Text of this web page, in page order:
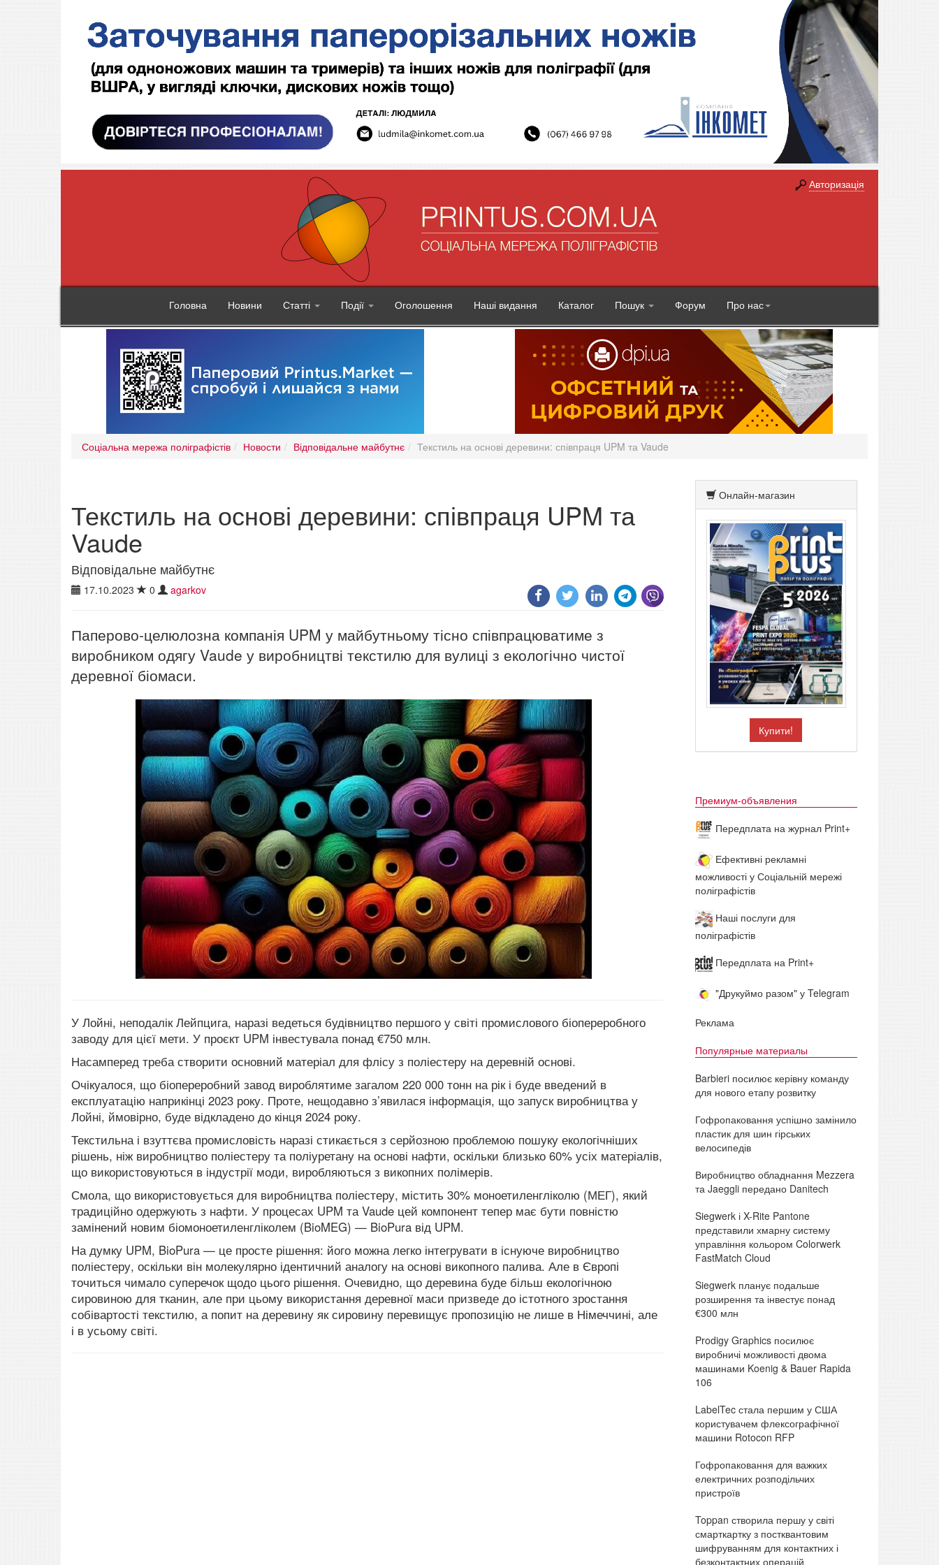
Авторизація
Головна Новини Статті Події Оголошення Наші видання Каталог Пошук Форум Про нас
Соціальна мережа поліграфістів Новости Відповідальне майбутнє Текстиль на основі деревини: співпраця UPM та Vaude
Текстиль на основі деревини: співпраця UPM та
Vaude
Відповідальне майбутнє
17.10.2023 0 agarkov
Паперово-целюлозна компанія UPM у майбутньому тісно співпрацюватиме з
виробником одягу Vaude у виробництві текстилю для вулиці з екологічно чистої
деревної біомаси.
У Лойні, неподалік Лейпцига, наразі ведеться будівництво першого у світі промислового біопереробного
заводу для цієї мети. У проєкт UPM інвестувала понад €750 млн.
Насамперед треба створити основний матеріал для флісу з поліестеру на деревній основі.
Очікуалося, що біопереробний завод вироблятиме загалом 220 000 тонн на рік і буде введений в
експлуатацію наприкінці 2023 року. Проте, нещодавно з’явилася інформація, що запуск виробництва у
Лойні, ймовірно, буде відкладено до кінця 2024 року.
Текстильна і взуттєва промисловість наразі стикається з серйозною проблемою пошуку екологічніших
рішень, ніж виробництво поліестеру та поліуретану на основі нафти, оскільки близько 60% усіх матеріалів,
що використовуються в індустрії моди, виробляються з викопних полімерів.
Смола, що використовується для виробництва поліестеру, містить 30% моноетиленгліколю (МЕГ), який
традиційно одержують з нафти. У процесах UPM та Vaude цей компонент тепер має бути повністю
замінений новим біомоноетиленгліколем (BioMEG) — BioPura від UPM.
На думку UPM, BioPura — це просте рішення: його можна легко інтегрувати в існуюче виробництво
поліестеру, оскільки він молекулярно ідентичний аналогу на основі викопного палива. Але в Європі
точиться чимало суперечок щодо цього рішення. Очевидно, що деревина буде більш екологічною
сировиною для тканин, але при цьому використання деревної маси призведе до істотного зростання
собівартості текстилю, а попит на деревину як сировину перевищує пропозицію не лише в Німеччині, але
і в усьому світі.
Онлайн-магазин
Купити!
Премиум-объявления
Передплата на журнал Print+
Ефективні рекламні
можливості у Соціальній мережі
поліграфістів
Наші послуги для
поліграфістів
Передплата на Print+
"Друкуймо разом" у Telegram
Реклама
Популярные материалы
Barbieri посилює керівну команду
для нового етапу розвитку
Гофропаковання успішно замінило
пластик для шин гірських
велосипедів
Виробництво обладнання Mezzera
та Jaeggli передано Danitech
Siegwerk і X-Rite Pantone
представили хмарну систему
управління кольором Colorwerk
FastMatch Cloud
Siegwerk планує подальше
розширення та інвестує понад
€300 млн
Prodigy Graphics посилює
виробничі можливості двома
машинами Koenig & Bauer Rapida
106
LabelTec стала першим у США
користувачем флексографічної
машини Rotocon RFP
Гофропаковання для важких
електричних розподільчих
пристроїв
Toppan створила першу у світі
смарткартку з постквантовим
шифруванням для контактних і
безконтактних операцій